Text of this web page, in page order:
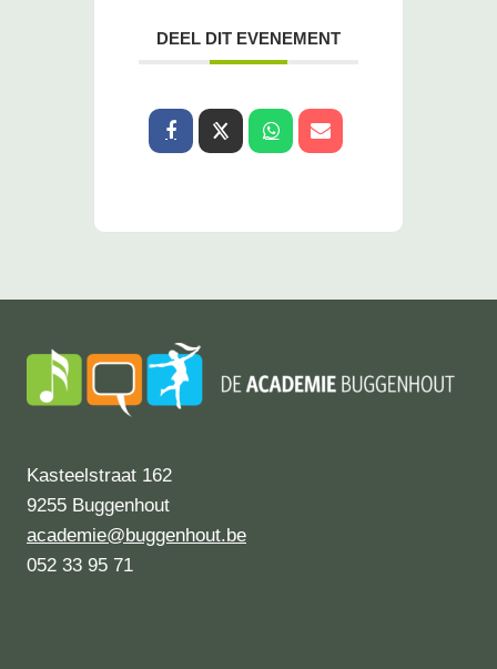
DEEL DIT EVENEMENT
Kasteelstraat 162
9255 Buggenhout
academie@buggenhout.be
052 33 95 71